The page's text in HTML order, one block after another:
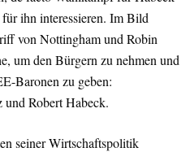
ihn interessieren. Im Bild
von Nottingham und Robin
um den Bürgern zu nehmen und
Baronen zu geben:
Robert Habeck.
seiner Wirtschaftspolitik